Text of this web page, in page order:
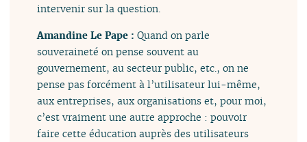
intervenir sur la question.
Amandine Le Pape :Quand on parle
souveraineté on pense souvent au
gouvernement, au secteur public, etc., on ne
pense pas forcément à l’utilisateur lui-même,
aux entreprises, aux organisations et, pour moi,
c’est vraiment une autre approche : pouvoir
faire cette éducation auprès des utilisateurs